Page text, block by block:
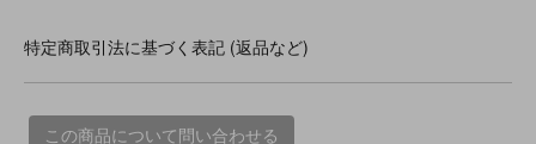
特定商取引法に基づく表記 (返品など)
この商品について問い合わせる